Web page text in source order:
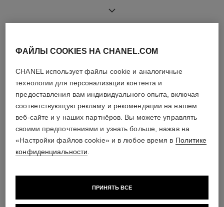
ЭКСПЛУАТАЦИИ
ОЗНАКОМИТЬСЯ ТАКЖЕ
ФАЙЛЫ COOKIES НА CHANEL.COM
CHANEL использует файлы cookie и аналогичные
технологии для персонализации контента и
предоставления вам индивидуального опыта, включая
соответствующую рекламу и рекомендации на нашем
веб-сайте и у наших партнёров. Вы можете управлять
своими предпочтениями и узнать больше, нажав на
«Настройки файлов cookie» и в любое время в Политике
конфиденциальности
ПРИНЯТЬ ВСЕ